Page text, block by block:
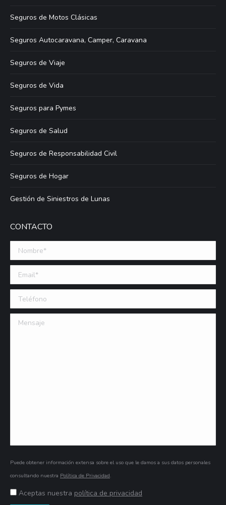
Seguros de Motos Clásicas
Seguros Autocaravana, Camper, Caravana
Seguros de Viaje
Seguros de Vida
Seguros para Pymes
Seguros de Salud
Seguros de Responsabilidad Civil
Seguros de Hogar
Gestión de Siniestros de Lunas
CONTACTO
Nombre *
Email (requerido)
Teléfono
Mensaje
Puede obtener información extensa sobre el uso que le damos a sus datos personales
consultando nuestra Política de Privacidad.
Aceptas nuestra política de privacidad